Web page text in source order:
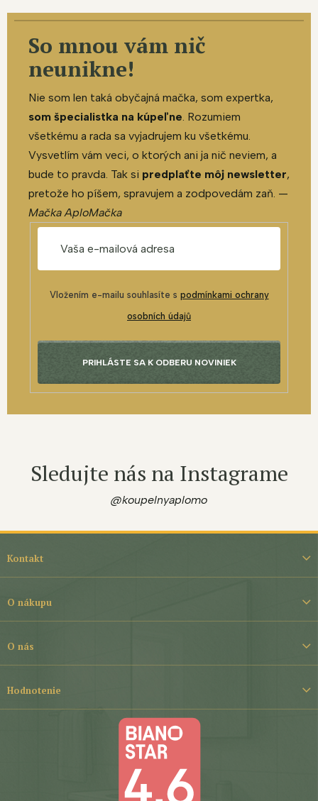
So mnou vám nič
neunikne!
Nie som len taká obyčajná mačka, som expertka,
som špecialistka na kúpeľne. Rozumiem
všetkému a rada sa vyjadrujem ku všetkému.
Vysvetlím vám veci, o ktorých ani ja nič neviem, a
bude to pravda. Tak si predplaťte môj newsletter,
pretože ho píšem, spravujem a zodpovedám zaň. —
Mačka AploMačka
Vložením e-mailu souhlasíte s podmínkami ochrany
osobních údajů
PRIHLÁSTE SA K ODBERU NOVINIEK
Sledujte nás na Instagrame
@koupelnyaplomo
i
Kontakt
O nákupu
O nás
Hodnotenie